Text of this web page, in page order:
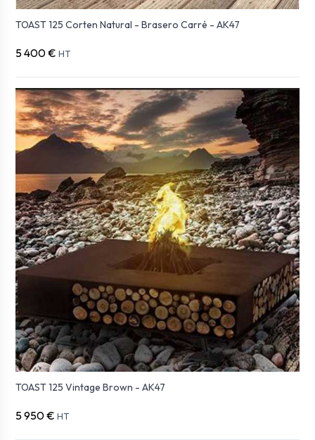
TOAST 125 Corten Natural - Brasero Carré - AK47
5 400 € HT
TOAST 125 Vintage Brown - AK47
5 950 € HT